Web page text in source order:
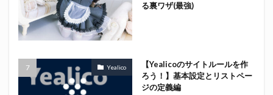
る裏ワザ(最強)
Yealico
【Yealicoのサイトルールを作
ろう！】基本設定とリストペー
ジの定義編